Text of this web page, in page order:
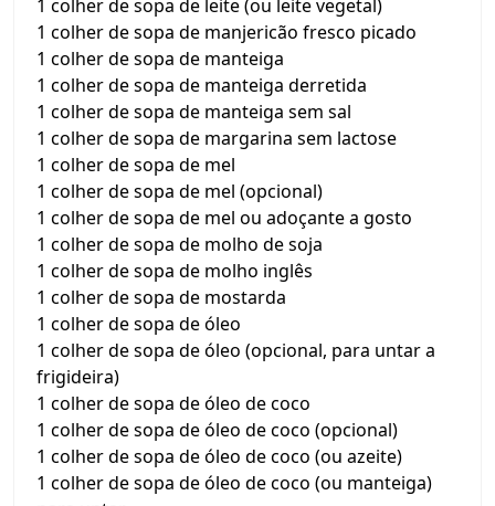
1 colher de sopa de leite (ou leite vegetal)
1 colher de sopa de manjericão fresco picado
1 colher de sopa de manteiga
1 colher de sopa de manteiga derretida
1 colher de sopa de manteiga sem sal
1 colher de sopa de margarina sem lactose
1 colher de sopa de mel
1 colher de sopa de mel (opcional)
1 colher de sopa de mel ou adoçante a gosto
1 colher de sopa de molho de soja
1 colher de sopa de molho inglês
1 colher de sopa de mostarda
1 colher de sopa de óleo
1 colher de sopa de óleo (opcional, para untar a
frigideira)
1 colher de sopa de óleo de coco
1 colher de sopa de óleo de coco (opcional)
1 colher de sopa de óleo de coco (ou azeite)
1 colher de sopa de óleo de coco (ou manteiga)